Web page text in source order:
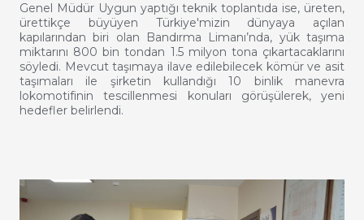
Genel Müdür Uygun yaptığı teknik toplantıda ise, üreten,
ürettikçe büyüyen Türkiye'mizin dünyaya açılan
kapılarından biri olan Bandırma Limanı’nda, yük taşıma
miktarını 800 bin tondan 1.5 milyon tona çıkartacaklarını
söyledi. Mevcut taşımaya ilave edilebilecek kömür ve asit
taşımaları ile şirketin kullandığı 10 binlik manevra
lokomotifinin tescillenmesi konuları görüşülerek, yeni
hedefler belirlendi.